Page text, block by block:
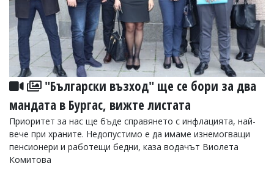
"Български възход" ще се бори за два
мандата в Бургас, вижте листата
Приоритет за нас ще бъде справянето с инфлацията, най-
вече при храните. Недопустимо е да имаме изнемогващи
пенсионери и работещи бедни, каза водачът Виолета
Комитова